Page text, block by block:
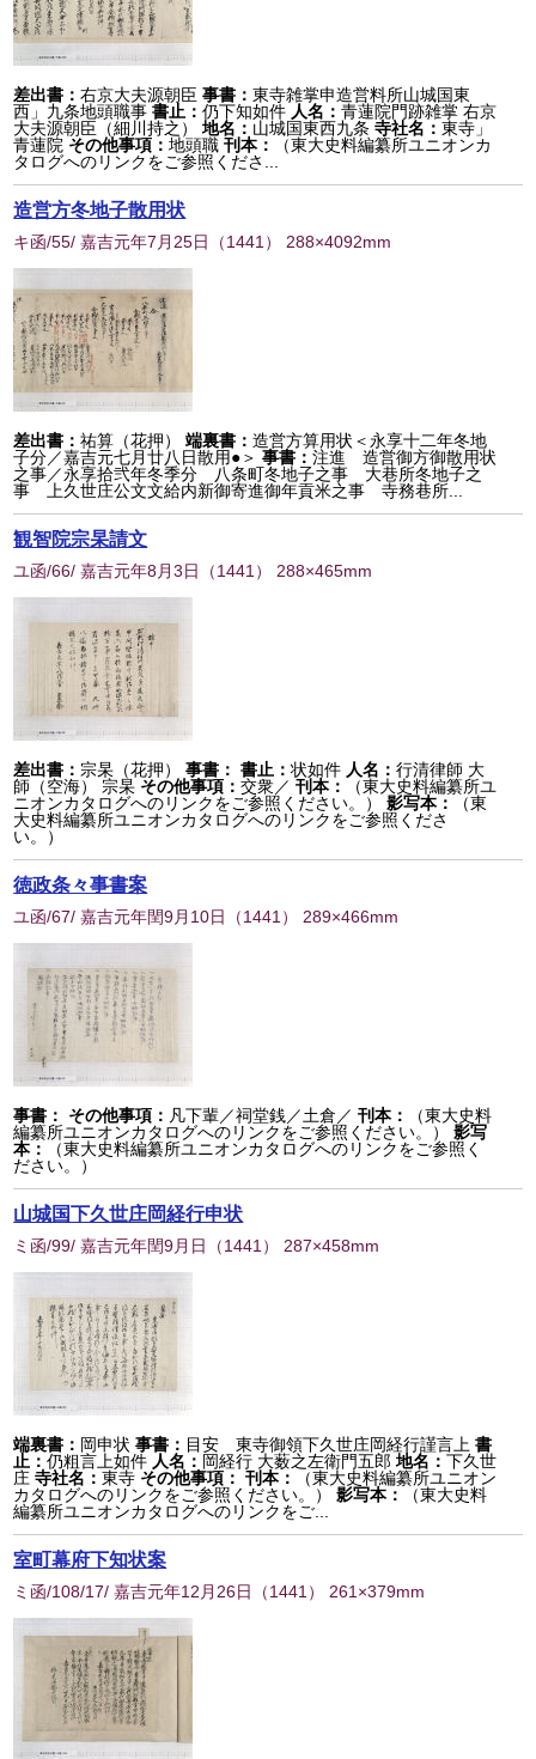
差出書：右京大夫源朝臣 事書：東寺雑掌申造営料所山城国東
西」九条地頭職事書止：仍下知如件 人名：青蓮院門跡雑掌 右京
大夫源朝臣（細川持之）
地名： 山城国東西九条 寺社名：東寺」
青蓮院 その他事項：地頭職刊本：
（東大史料編纂所ユニオンカ
タログへのリンクをご参照くださ...
造営方冬地子散用状
キ函/55/ 嘉吉元年7月25日 （1441 ） 288×4092mm
差出書：祐算（花押） 端裏書：造営方算用状＜永享十二年冬地
子分／嘉吉元七月廿八日散用●＞ 事書：注進 造営御方御散用状
之事／永享拾弐年冬季分 八条町冬地子之事 大巷所冬地子之
事 上久世庄公文文給内新御寄進御年貢米之事 寺務巷所...
観智院宗杲請文
ユ函/66/ 嘉吉元年8月3日 （1441 ） 288×465mm
差出書： 宗杲（花押） 事書： 書止：状如件 人名：行清律師 大
師（空海） 宗杲 その他事項：交衆／ 刊本：
（東大史料編纂所ユ
ニオンカタログへのリンクをご参照ください。）
影写本：
（東
大史料編纂所ユニオンカタログへのリンクをご参照くださ
い。）
徳政条々事書案
ユ函/67/ 嘉吉元年閏9月10日 （1441 ） 289×466mm
事書： その他事項： 凡下輩／祠堂銭／土倉／ 刊本：
（東大史料
編纂所ユニオンカタログへのリンクをご参照ください。）
影写
本：
（東大史料編纂所ユニオンカタログへのリンクをご参照く
ださい。）
山城国下久世庄岡経行申状
ミ函/99/ 嘉吉元年閏9月日 （1441 ） 287×458mm
端裏書： 岡申状 事書： 目安 東寺御領下久世庄岡経行謹言上書
止：仍粗言上如件 人名： 岡経行 大薮之左衛門五郎 地名：下久世
庄 寺社名：東寺 その他事項： 刊本：
（東大史料編纂所ユニオン
カタログへのリンクをご参照ください。）
影写本：
（東大史料
編纂所ユニオンカタログへのリンクをご...
室町幕府下知状案
ミ函/108/17/ 嘉吉元年12月26日 （1441 ） 261×379mm